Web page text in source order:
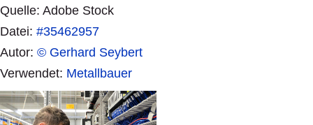
Quelle: Adobe Stock
Datei: #35462957
Autor: © Gerhard Seybert
Verwendet: Metallbauer